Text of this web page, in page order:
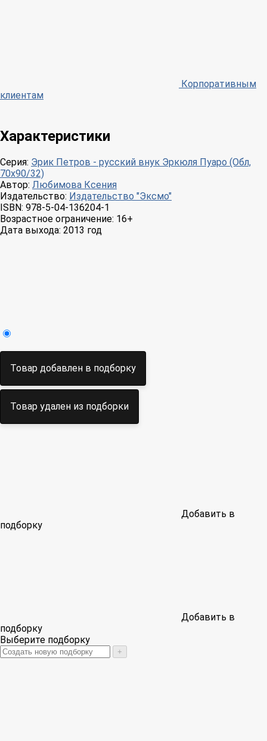
Корпоративным
клиентам
Характеристики
Серия: Эрик Петров - русский внук Эркюля Пуаро (Обл,
70х90/32)
Автор: Любимова Ксения
Издательство: Издательство "Эксмо"
ISBN: 978-5-04-136204-1
Возрастное ограничение: 16+
Дата выхода: 2013 год
Товар добавлен в подборку
Товар удален из подборки
Добавить в
подборку
Добавить в
подборку
Выберите подборку
+